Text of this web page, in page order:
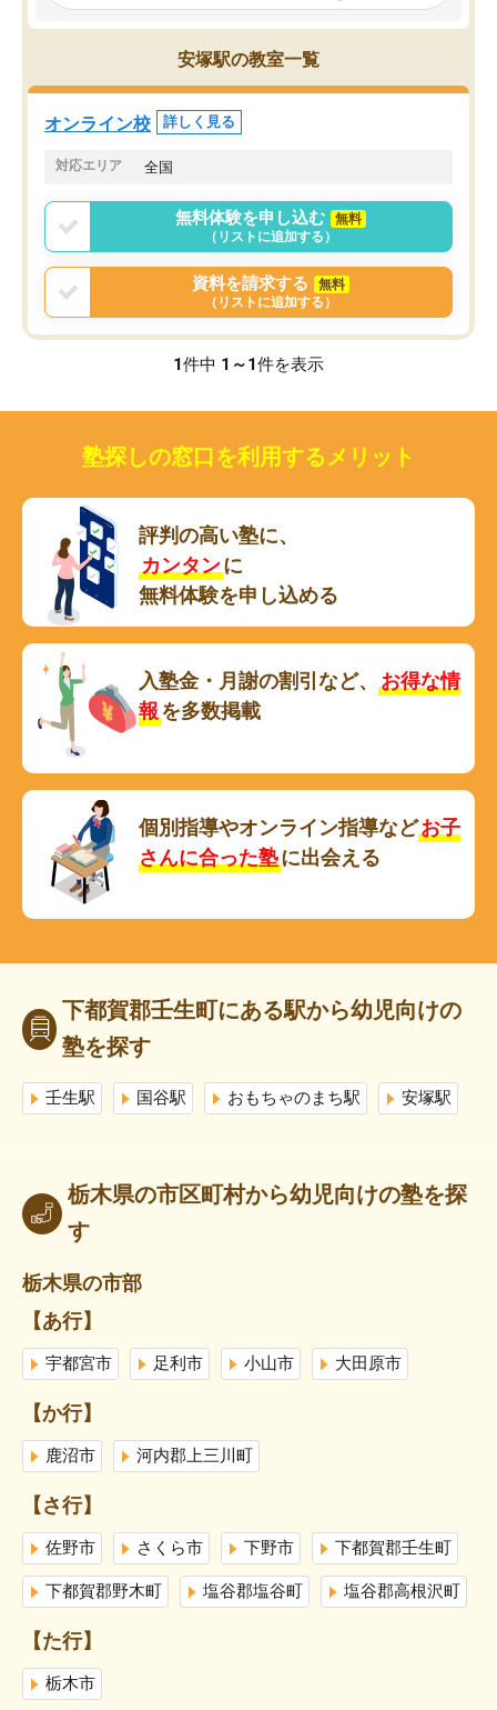
見てから講師を決定する事ができま
す。
うちの子は、初回面談の講師の方で決
オンラインツールを使用した単語帳の
共有があり宿題もそちらで出される形
でした。
言う事で講師変更の申し出があり、あ
まりに短期での変更だった為、塾に通
う事にして退会しました。遅れも取り
戻せ、授業内容や講師の方は良かった
と思います。
くか相談したのですが、
ち期待したものではなく
くなってきたようなので
安塚駅の教室一覧
オンライン校 詳しく見る
対応エリア 全国
無料体験を申し込む
無料
（リストに追加する）
資料を請求する
無料
（リストに追加する）
1件中 1～1件を表示
塾探しの窓口を利用するメリット
評判の高い塾に、
カンタンに
無料体験を申し込める
入塾金・月謝の割引など、
お得な情
報を多数掲載
個別指導やオンライン指導などお子
さんに合った塾に出会える
下都賀郡壬生町にある駅から幼児向けの
塾を探す
壬生駅 国谷駅 おもちゃのまち駅 安塚駅
栃木県の市区町村から幼児向けの塾を探
す
栃木県の市部
【あ行】
宇都宮市 足利市 小山市 大田原市
【か行】
鹿沼市 河内郡上三川町
【さ行】
佐野市 さくら市 下野市 下都賀郡壬生町
下都賀郡野木町 塩谷郡塩谷町 塩谷郡高根沢町
【た行】
栃木市